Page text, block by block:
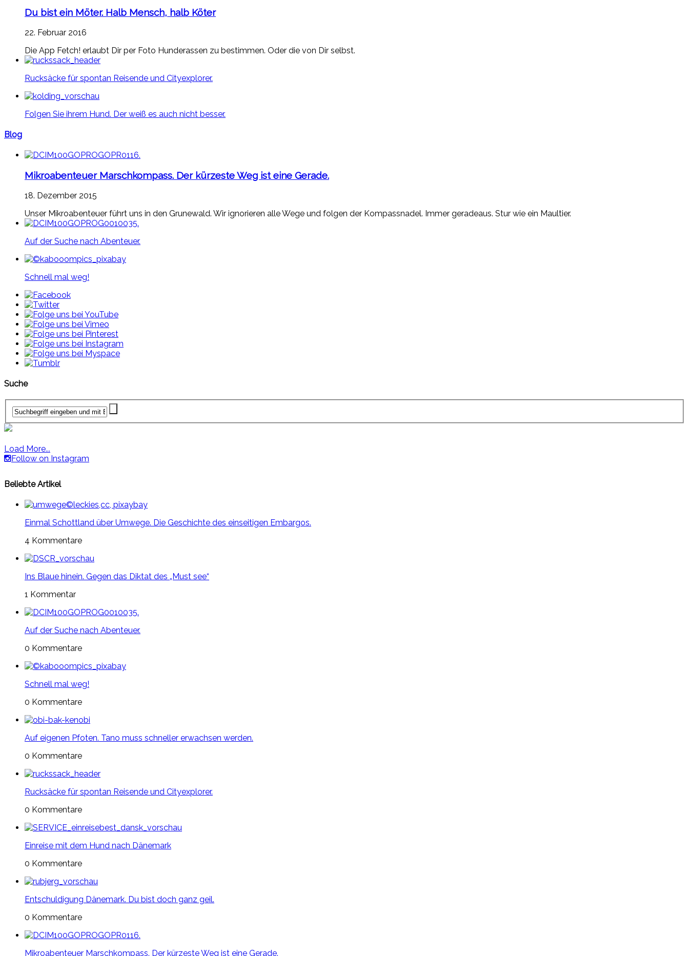
Du bist ein Möter. Halb Mensch, halb Köter
22. Februar 2016
Die App Fetch! erlaubt Dir per Foto Hunderassen zu bestimmen. Oder die von Dir selbst.
Rucksäcke für spontan Reisende und Cityexplorer.
Folgen Sie ihrem Hund. Der weiß es auch nicht besser.
Blog
Mikroabenteuer Marschkompass. Der kürzeste Weg ist eine Gerade.
18. Dezember 2015
Unser Mikroabenteuer führt uns in den Grunewald. Wir ignorieren alle Wege und folgen der Kompassnadel. Immer geradeaus. Stur wie ein Maultier.
Auf der Suche nach Abenteuer.
Schnell mal weg!
Suche
Load More...
Follow on Instagram
Beliebte Artikel
Einmal Schottland über Umwege. Die Geschichte des einseitigen Embargos.
4 Kommentare
Ins Blaue hinein. Gegen das Diktat des „Must see“
1 Kommentar
Auf der Suche nach Abenteuer.
0 Kommentare
Schnell mal weg!
0 Kommentare
Auf eigenen Pfoten. Tano muss schneller erwachsen werden.
0 Kommentare
Rucksäcke für spontan Reisende und Cityexplorer.
0 Kommentare
Einreise mit dem Hund nach Dänemark
0 Kommentare
Entschuldigung Dänemark. Du bist doch ganz geil.
0 Kommentare
Mikroabenteuer Marschkompass. Der kürzeste Weg ist eine Gerade.